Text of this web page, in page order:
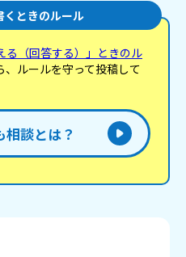
くときのルール
る（回答する）」ときのル
、ルールを守って投稿して
相談とは？